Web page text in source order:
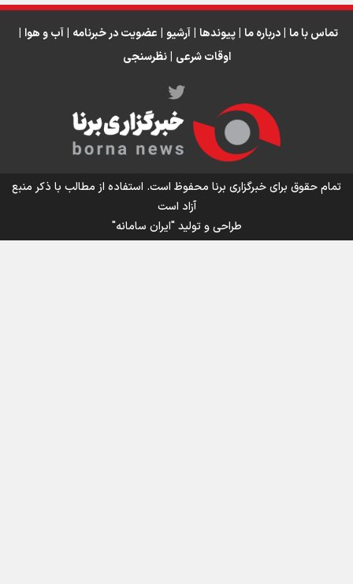
اینفو برنا/ میزان مالیات بر ارزش افزوده چقدر است؟
انتظار حضور تیم‌های بزرگ مثل استقلال در لیگ هستیم
تورم ۵۸ درصدی معدن / وقتی هزینه استخراج از توان قیمت‌گذاری سبقتتماس با ما | درباره ما | پیوندها | آرشیو | عضویت در خبرنامه | آب و هوا |
اوقات شرعی | نظرسنجی
تمام حقوق برای خبرگزاری برنا محفوظ است. استفاده از مطالب با ذکر منبع
آزاد است
طراحی و تولید"ایران سامانه"